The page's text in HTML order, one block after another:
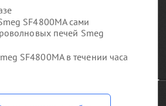
SF4800MA сами
печей Smeg
SF4800MA в течении часа